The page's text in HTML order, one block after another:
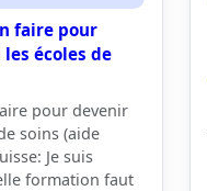
faire pour
écoles de
pour devenir
soins (aide
Je suis
formation faut